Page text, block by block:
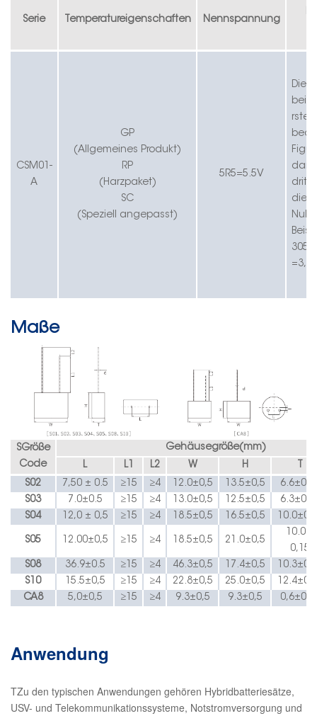
Serie Temperatureigenschaften Nennspannung
CSM01-
A
GP
(Allgemeines Produkt)
RP
(Harzpaket)
SC
(Speziell angepasst)
5R5=5.5V
Die
r
dar.
die
=3,0F
Maße
SGröße
Code
Gehäusegröße( mm)
L
L1 L2 W H
T
S02 7,50 ± 0.5 ≥15 ≥4 12.0±0,5 13.5±0,5 6.6
S03 7.0±0.5 ≥15 ≥4 13.0±0,5 12.5±0,5 6.3
S04 12,0 ± 0,5 ≥15 ≥4 18.5±0,5 16.5±0,5 10.0
S05 1 2 .00±0,5 ≥15 ≥4 18.5±0,5 21.0±0,5
10.0 ±
0,15
S08
36.9±0.5 ≥15 ≥4 46.3±0,5 17.4±0,5 10.3
S10
15.5±0,5 ≥15 ≥4 22.8±0,5 25.0±0,5 12.4
CA8 5,0±0,5 ≥15 ≥4 9.3±0,5 9.3±0,5 0,6
Anwendung
TZu den typischen Anwendungen gehören Hybridbatteriesätze,
USV- und Telekommunikationssysteme, Notstromversorgung und